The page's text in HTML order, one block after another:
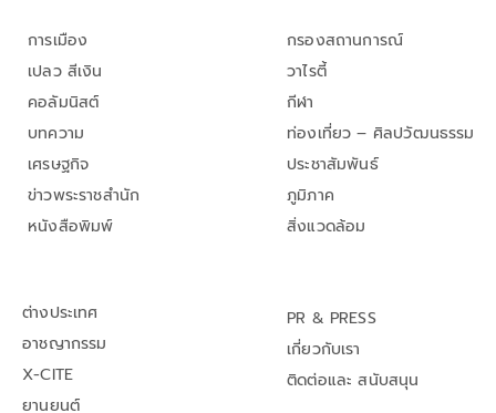
การเมือง
เปลว สีเงิน
คอลัมนิสต์
บทความ
เศรษฐกิจ
ข่าวพระราชสำนัก
หนังสือพิมพ์
กรองสถานการณ์
วาไรตี้
กีฬา
ท่องเที่ยว – ศิลปวัฒนธรรม
ประชาสัมพันธ์
ภูมิภาค
สิ่งแวดล้อม
ต่างประเทศ
อาชญากรรม
X-CITE
ยานยนต์
PR & PRESS
เกี่ยวกับเรา
ติดต่อและ สนับสนุน